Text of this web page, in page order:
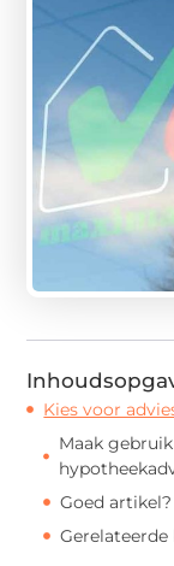
Kies voor
Maak
Goed